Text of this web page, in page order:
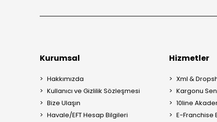
Kurumsal
Hakkımızda
Kullanıcı ve Gizlilik Sözleşmesi
Bize Ulaşın
Havale/EFT Hesap Bilgileri
Hizmetler
Xml &
Kargonu
10line
E-Franchise